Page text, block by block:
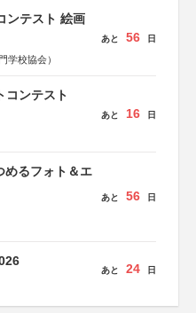
ンテスト 絵画
学校協会）
あと 56 日
コンテスト
あと 16 日
めるフォト＆エ
あと 56 日
あと 24 日